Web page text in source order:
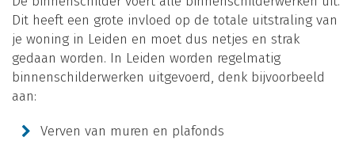
Dit heeft een grote invloed op de totale uitstraling van
je woning in Leiden en moet dus netjes en strak
gedaan worden. In Leiden worden regelmatig
binnenschilderwerken uitgevoerd, denk bijvoorbeeld
aan:
Verven van muren en plafonds